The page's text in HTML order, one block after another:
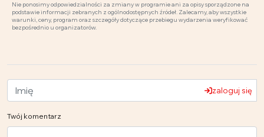
Nie ponosimy odpowiedzialności za zmiany w programie ani za opisy sporządzone na
podstawie informacji zebranych z ogólnodostępnych źródeł. Zalecamy, aby wszystkie
warunki, ceny, program oraz szczegóły dotyczące przebiegu wydarzenia weryfikować
bezpośrednio u organizatorów.
zaloguj się
Twój komentarz